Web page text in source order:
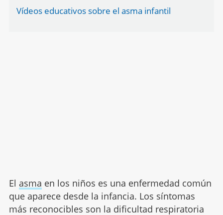
Vídeos educativos sobre el asma infantil
El asma en los niños es una enfermedad común
que aparece desde la infancia. Los síntomas
más reconocibles son la dificultad respiratoria